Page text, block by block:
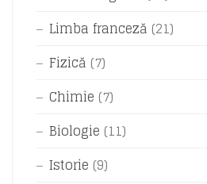
Limba franceză (21)
Fizică (7)
Chimie (7)
Biologie (11)
Istorie (9)